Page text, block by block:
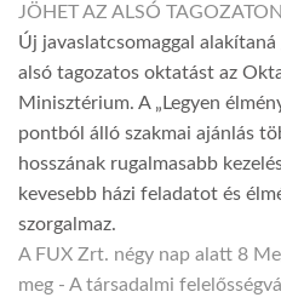
JÖHET AZ ALSÓ TAGOZATON
Új javaslatcsomaggal
alsó tagozatos oktatást az
Minisztérium. A „Legyen
pontból álló szakmai ajánlás
hosszának rugalmasabb
kevesebb házi feladatot és
szorgalmaz.
A FUX Zrt. négy nap alatt 8
meg - A társadalmi